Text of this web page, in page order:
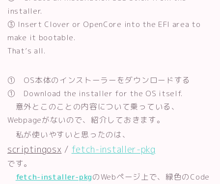
installer.
③ Insert Clover or OpenCore into the EFI area to
make it bootable.
That’s all.
① OS本体のインストーラーをダウンロードする
① Download the installer for the OS itself.
意外とこのことの内容について乗っている、
Webpageがないので、紹介しておきます。
私が使いやすいと思ったのは、
scriptingosx / fetch-installer-pkg
です。
fetch-installer-pkgのWebページ上で、緑色のCode